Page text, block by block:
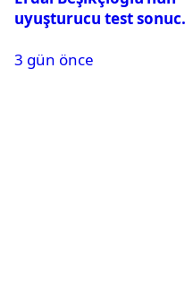
uyuşturucu test
3 gün önce